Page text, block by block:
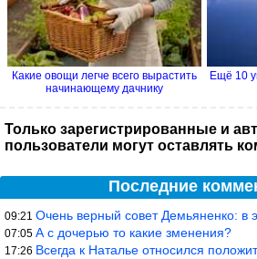
Какие овощи легче всего вырастить
начинающему дачнику
Ещё 10
Только зарегистрированные и
пользователи могут оставлять
Последние
09:21 Очень верный совет Демьяненко: в этой
07:05 А с дочерью то какие зменения?
17:26 Всегда к Наталье относился